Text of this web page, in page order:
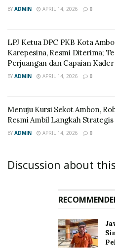
BY ADMIN APRIL 14, 2026 0
LPJ Ketua DPC PKB Kota
Karepesina, Resmi Diterima;
Perjuangan dan Capaian Kader
BY ADMIN APRIL 14, 2026 0
Menuju Kursi Sekot Ambon,
Resmi Ambil Langkah Strategis
BY ADMIN APRIL 14, 2026 0
Discussion about